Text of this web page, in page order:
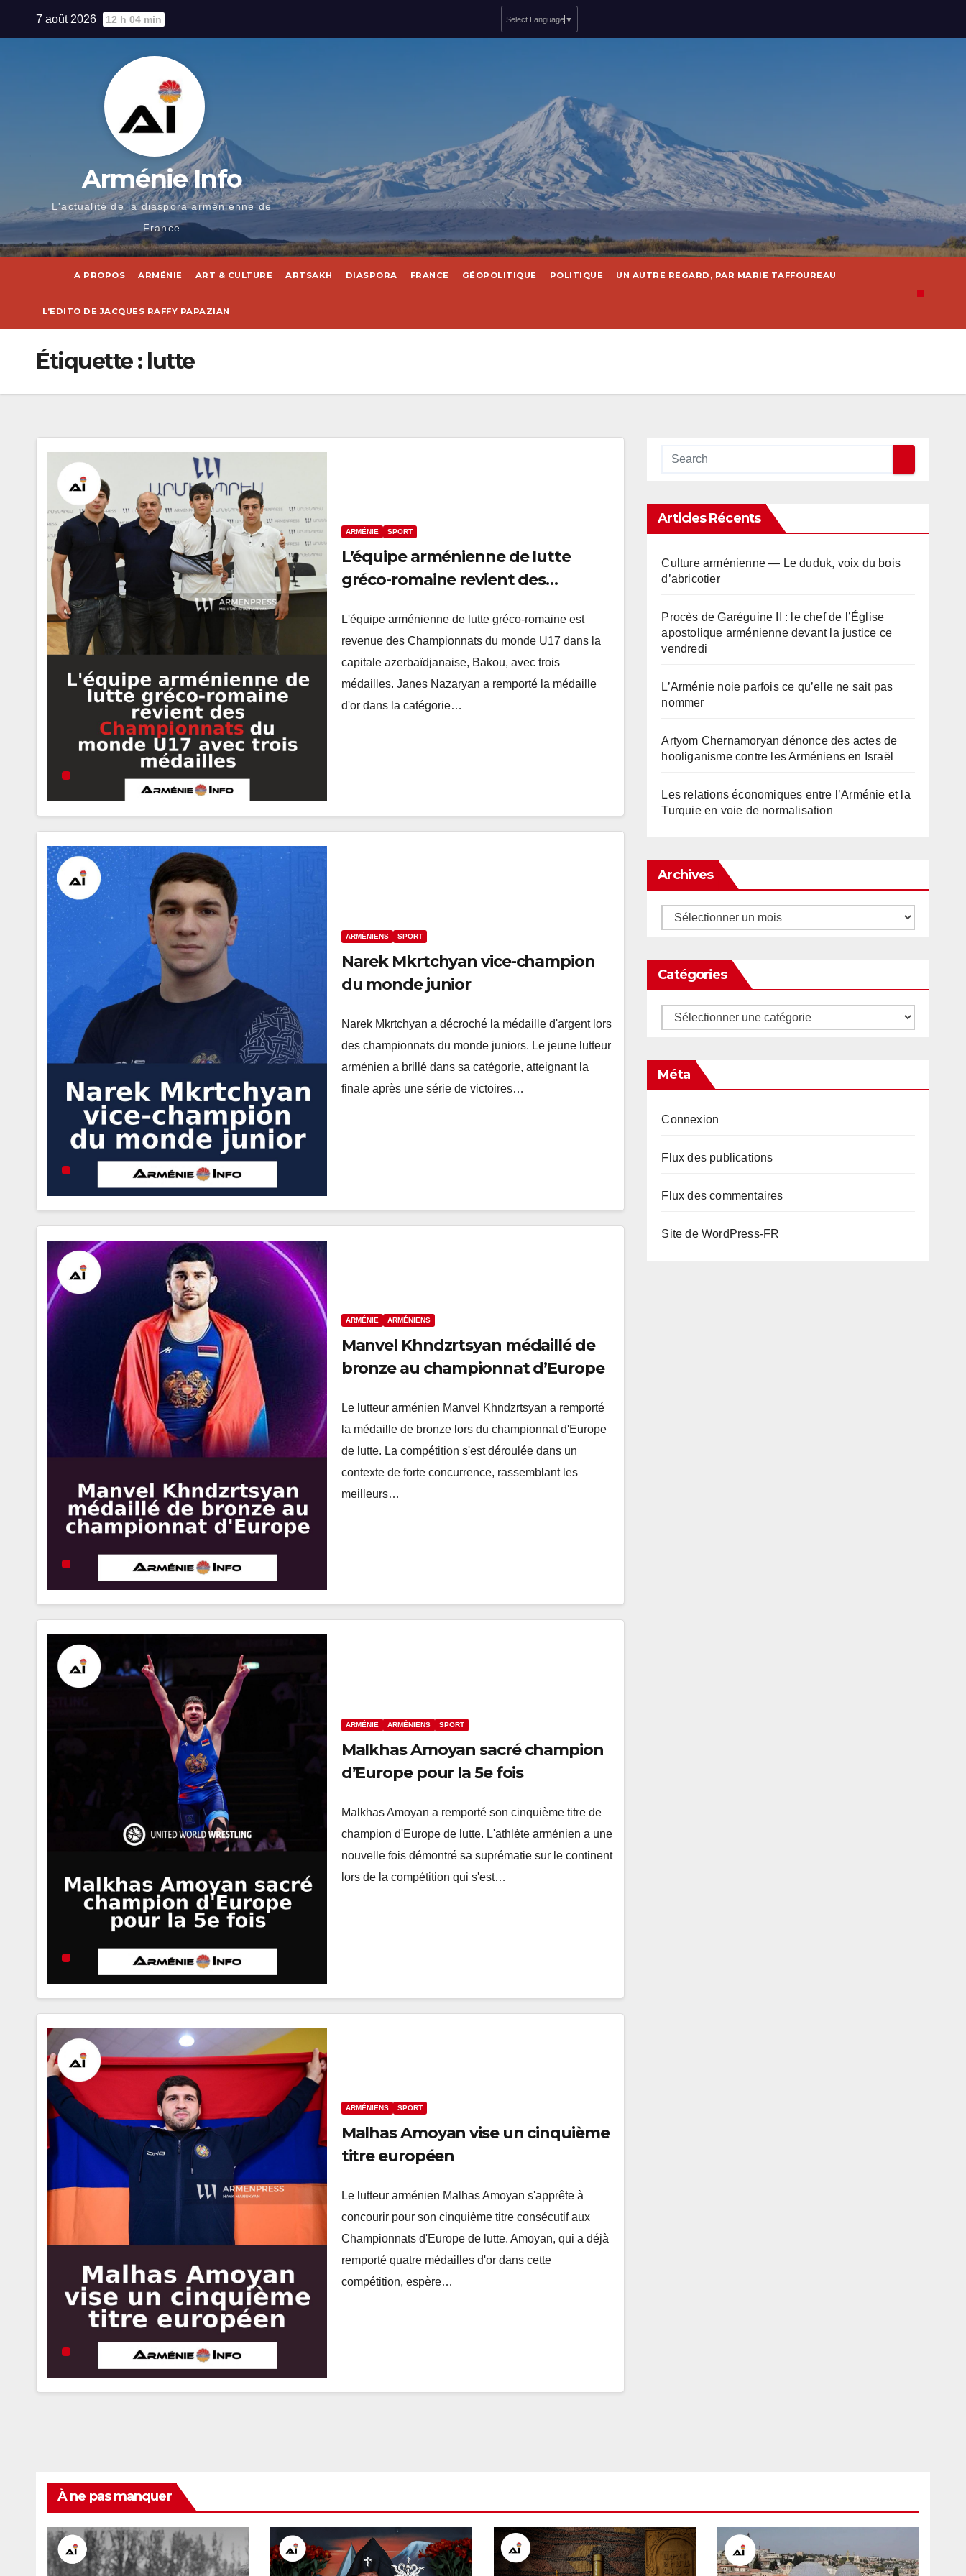
7 août 2026 12 h 04 min Select Language ▼
Arménie Info
L'actualité de la diaspora arménienne de
France
A PROPOS ARMÉNIE ART & CULTURE ARTSAKH DIASPORA FRANCE GÉOPOLITIQUE POLITIQUE UN AUTRE REGARD, PAR MARIE TAFFOUREAU
L’EDITO DE JACQUES RAFFY PAPAZIAN
Étiquette : lutte
ARMÉNIE SPORT
L’équipe arménienne de lutte
gréco-romaine revient des
trois médailles
L'équipe arménienne de lutte gréco-romaine est
revenue des Championnats du monde U17 dans la
capitale azerbaïdjanaise, Bakou, avec trois
médailles. Janes Nazaryan a remporté la médaille
d'or dans la catégorie…
ARMÉNIENS SPORT
Narek Mkrtchyan vice-champion
du monde junior
Narek Mkrtchyan a décroché la médaille d'argent lors
des championnats du monde juniors. Le jeune lutteur
arménien a brillé dans sa catégorie, atteignant la
finale après une série de victoires…
ARMÉNIE ARMÉNIENS
Manvel Khndzrtsyan médaillé de
bronze au championnat d’Europe
Le lutteur arménien Manvel Khndzrtsyan a remporté
la médaille de bronze lors du championnat d'Europe
de lutte. La compétition s'est déroulée dans un
contexte de forte concurrence, rassemblant les
meilleurs…
ARMÉNIE ARMÉNIENS SPORT
Malkhas Amoyan sacré champion
d’Europe pour la 5e fois
Malkhas Amoyan a remporté son cinquième titre de
champion d'Europe de lutte. L'athlète arménien a une
nouvelle fois démontré sa suprématie sur le continent
lors de la compétition qui s'est…
ARMÉNIENS SPORT
Malhas Amoyan vise un cinquième
titre européen
Le lutteur arménien Malhas Amoyan s'apprête à
concourir pour son cinquième titre consécutif aux
Championnats d'Europe de lutte. Amoyan, qui a déjà
remporté quatre médailles d'or dans cette
compétition, espère…
Articles Récents
Culture arménienne — Le duduk, voix du bois
d’abricotier
Procès de Garéguine II : le chef de l’Église
apostolique arménienne devant la justice ce
vendredi
L’Arménie noie parfois ce qu’elle ne sait pas
nommer
Artyom Chernamoryan dénonce des actes de
hooliganisme contre les Arméniens en Israël
Les relations économiques entre l’Arménie et la
Turquie en voie de normalisation
Archives
Archives
Catégories
Catégories
Méta
Connexion
Flux des publications
Flux des commentaires
Site de WordPress-FR
À ne pas manquer